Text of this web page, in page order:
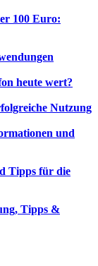
100 Euro:
heute wert?
Nutzung
und
Tipps für die
Tipps &